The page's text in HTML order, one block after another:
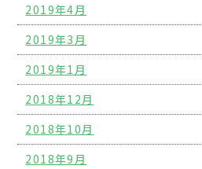
2019年4月
2019年3月
2019年1月
2018年12月
2018年10月
2018年9月